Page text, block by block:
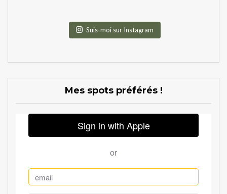
Suis-moi sur Instagram
Mes spots préférés !